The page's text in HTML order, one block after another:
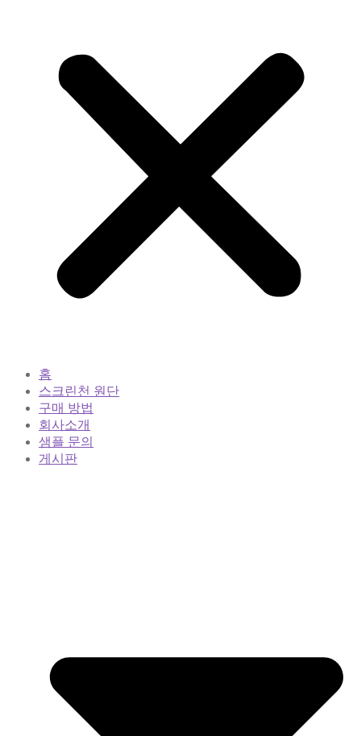
홈
스크린천 원단
구매 방법
회사소개
샘플 문의
게시판